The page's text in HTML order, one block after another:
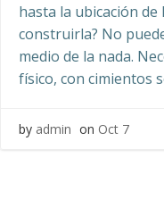
hasta la ubicación de
construirla? No
medio de la nada.
físico, con cimientos
by admin on Oct 7